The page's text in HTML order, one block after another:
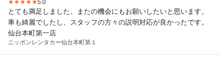
5.0
とても満足しました。またの機会にもお願いしたいと思います。
車も綺麗でしたし、スタッフの方々の説明対応が良かったです。
仙台本町第一店
ニッポンレンタカー仙台本町第１